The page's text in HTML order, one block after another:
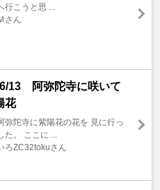
行こうと思 ...
さん
13 阿弥陀寺に咲いて
花
弥陀寺に紫陽花の花を 見に行っ
た。 ここに ...
ろZC32tokuさん